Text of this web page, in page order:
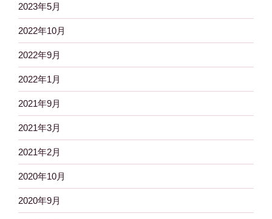
2023年5月
2022年10月
2022年9月
2022年1月
2021年9月
2021年3月
2021年2月
2020年10月
2020年9月